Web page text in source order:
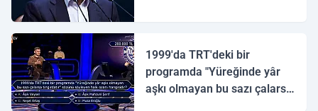
1999'da TRT'deki bir
programda "Yüreğinde yâr
aşkı olmayan bu sazı çalarsa